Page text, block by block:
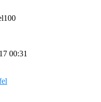
00:31